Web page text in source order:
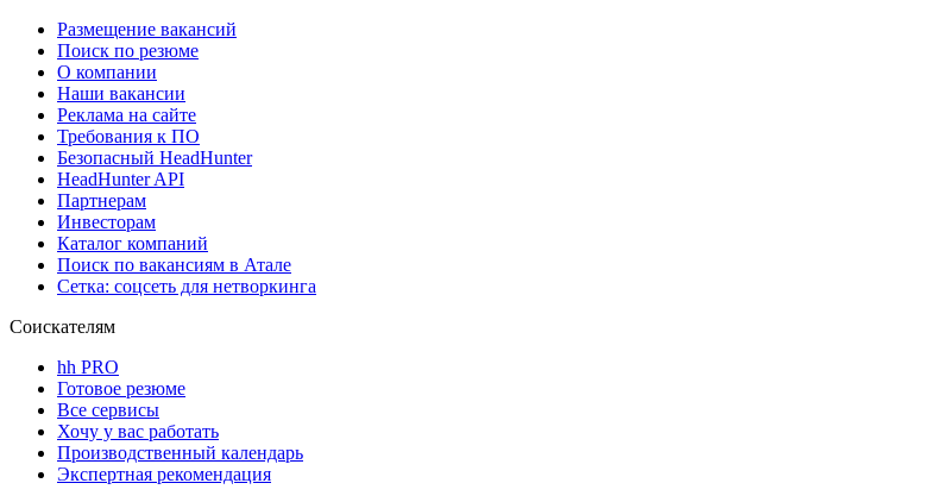
Размещение вакансий
Поиск по резюме
О компании
Наши вакансии
Реклама на сайте
Требования к ПО
Безопасный HeadHunter
HeadHunter API
Партнерам
Инвесторам
Каталог компаний
Поиск по вакансиям в Атале
Сетка: соцсеть для нетворкинга
Соискателям
hh PRO
Готовое резюме
Все сервисы
Хочу у вас работать
Производственный календарь
Экспертная рекомендация